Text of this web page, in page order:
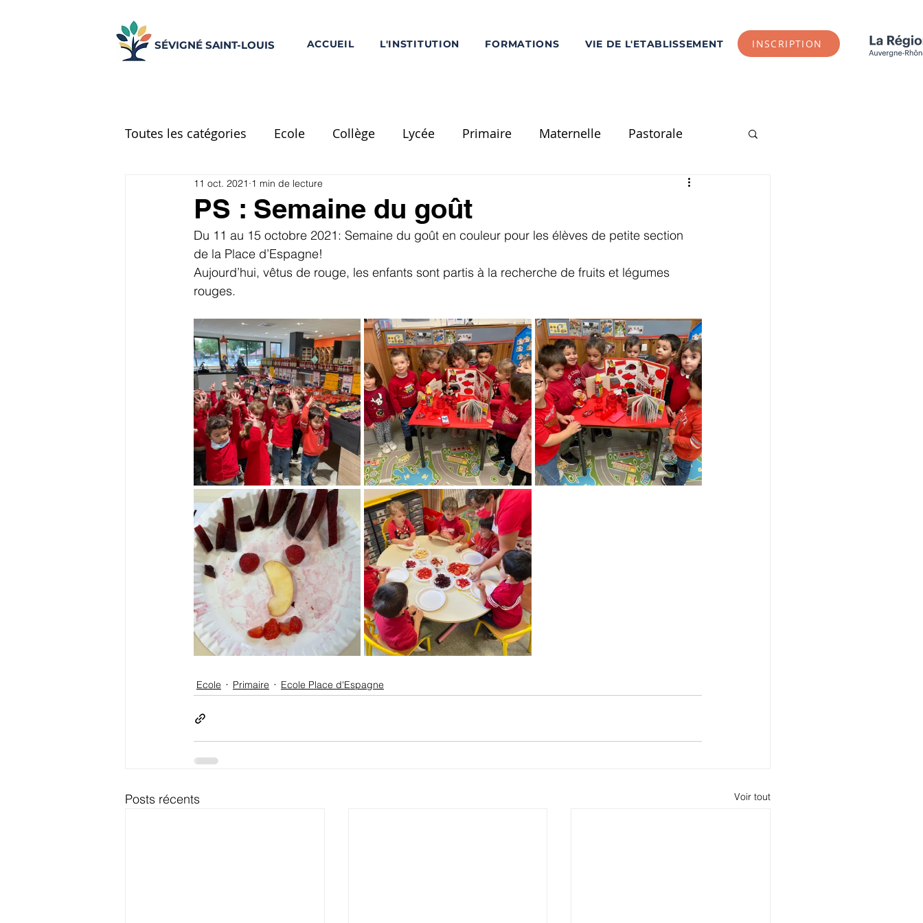
SÉVIGNÉ SAINT-LOUIS ACCUEIL L'INSTITUTION FORMATIONS VIE DE L'ETABLISSEMENT INSCRIPTION
Toutes les catégories Ecole Collège Lycée Primaire Maternelle Pastorale
Ecole Place d'Espagne Ecole Saint-Louis
Réseau d'aide Divers Réalisation / Travaux Voyage Scolaire Arts Plastiques
Centre de documentation
PS : Semaine du goût
11 oct. 2021 1 min de lecture
Du 11 au 15 octobre 2021: Semaine du goût en couleur pour les élèves de petite section
de la Place d’Espagne!
Aujourd’hui, vêtus de rouge, les enfants sont partis à la recherche de fruits et légumes
rouges.
Ecole Primaire Ecole Place d'Espagne
Posts récents Voir tout